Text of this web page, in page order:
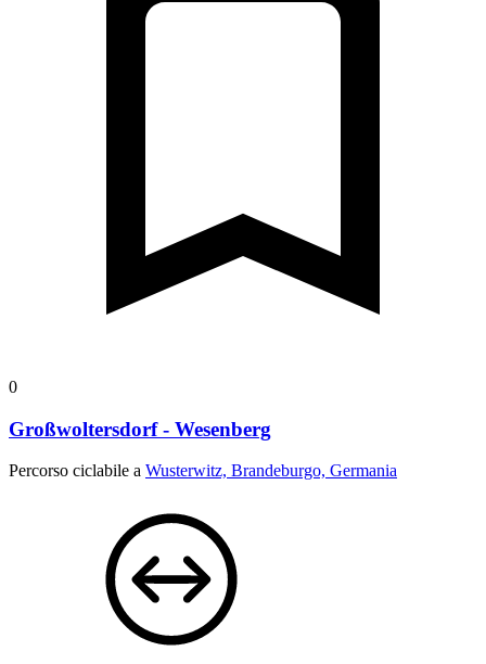
0
Großwoltersdorf - Wesenberg
Percorso ciclabile a Wusterwitz, Brandeburgo, Germania